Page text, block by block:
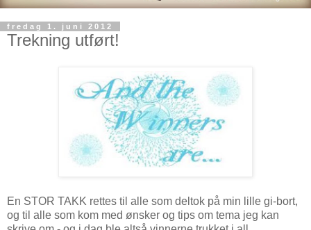
fredag 1. juni 2012
Trekning utført!
En STOR TAKK rettes til alle som deltok på min lille gi-bort,
og til alle som kom med ønsker og tips om tema jeg kan